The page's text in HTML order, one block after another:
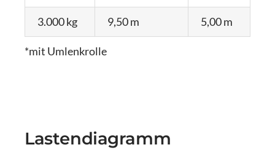
3.000 kg 9,50 m 5,00 m
*mit Umlenkrolle
Lastendiagramm